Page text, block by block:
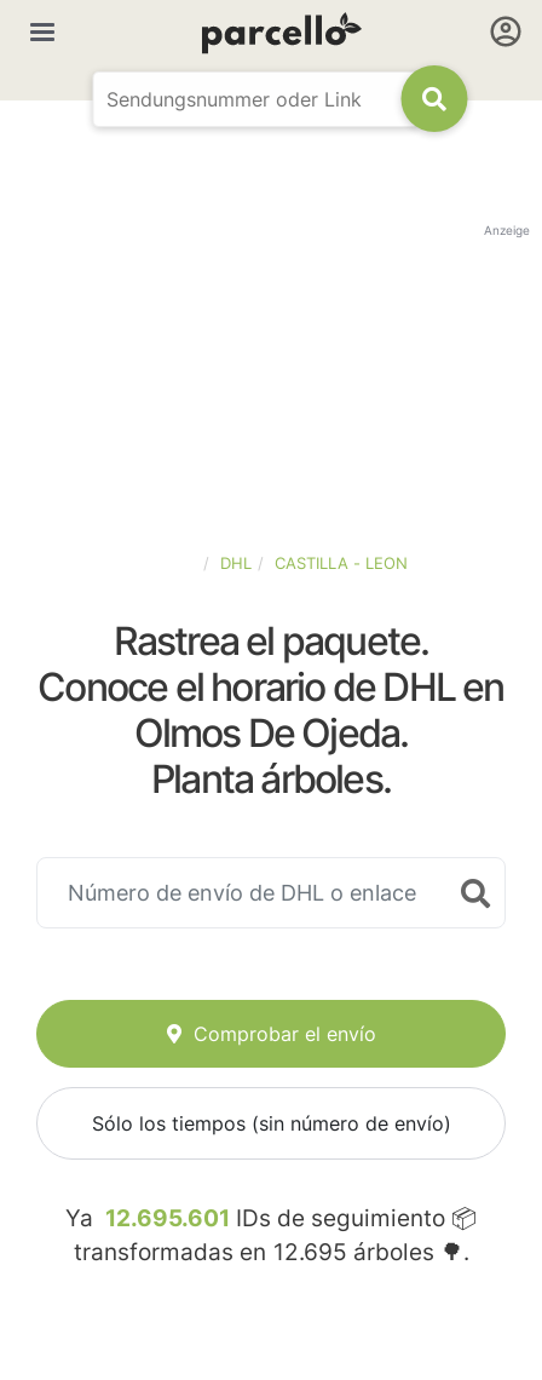
Anzeige
DHL CASTILLA - LEON
Rastrea el paquete.
Conoce el horario de DHL en
Olmos De Ojeda.
Planta árboles.
Comprobar el envío
Sólo los tiempos (sin número de envío)
Ya 12.695.601 IDs de seguimiento 📦
transformadas en 12.695 árboles 🌳.